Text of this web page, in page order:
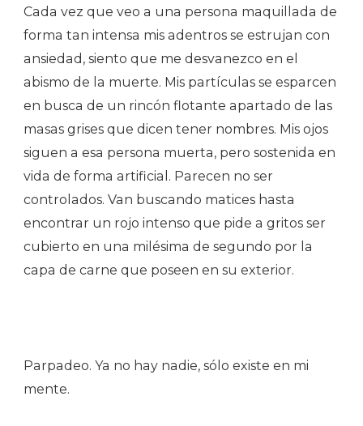
Cada vez que veo a una persona maquillada de
forma tan intensa mis adentros se estrujan con
ansiedad, siento que me desvanezco en el
abismo de la muerte. Mis partículas se esparcen
en busca de un rincón flotante apartado de las
masas grises que dicen tener nombres. Mis ojos
siguen a esa persona muerta, pero sostenida en
vida de forma artificial. Parecen no ser
controlados. Van buscando matices hasta
encontrar un rojo intenso que pide a gritos ser
cubierto en una milésima de segundo por la
capa de carne que poseen en su exterior.
Parpadeo. Ya no hay nadie, sólo existe en mi
mente.